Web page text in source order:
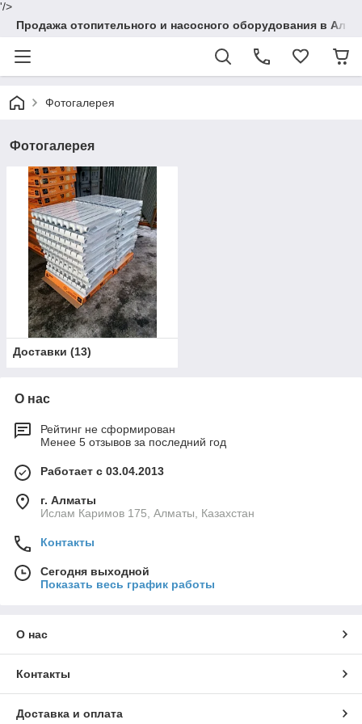
'/>
Продажа отопительного и насосного оборудования в
Фотогалерея
Фотогалерея
Доставки (13)
О нас
Рейтинг не сформирован
Менее 5 отзывов за последний год
Работает с 03.04.2013
г. Алматы
Ислам Каримов 175, Алматы, Казахстан
Контакты
Сегодня выходной
Показать весь график работы
О нас
Контакты
Доставка и оплата